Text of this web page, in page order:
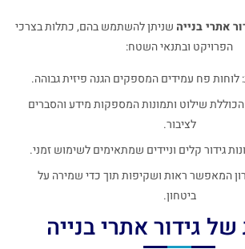
אתרי בנייה שניתן להשתמש בהם, כתלות בצרכי
הפרויקט ובתנאי השטח:
לוחות פח עמידים המספקים הגנה פיזית גבוהה.
שילוט ותמונות המספקות מידע והסברים
לציבור.
גידור קלים וניידים שמתאימים לשימוש זמני.
המאפשר ראות ושקיפות תוך כדי שמירה על
ביטחון.
של גידור אתרי בנייה